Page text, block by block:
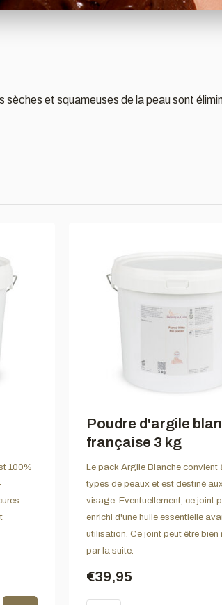
et squameuses de la peau sont
100%
Poudre d'argile
française 3 kg
Le pack Argile Blanche convient
types de peaux et est destiné
visage. Eventuellement, ce joint
enrichi d'une huile essentielle
utilisation. Ce joint peut être bien
par la suite.
€39,95